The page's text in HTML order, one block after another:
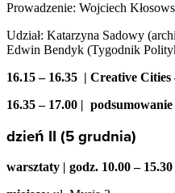
Prowadzenie: Wojciech
Udział: Katarzyna Sadowy
Edwin Bendyk (Tygodnik
16.15 – 16.35 | Creative
16.35 – 17.00 |
dzień II (5 grudnia)
warsztaty
godz. 10.00 – 15.30